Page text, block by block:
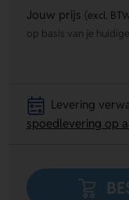
Jouw prijs (excl.
op basis van je
Levering
spoedlevering op